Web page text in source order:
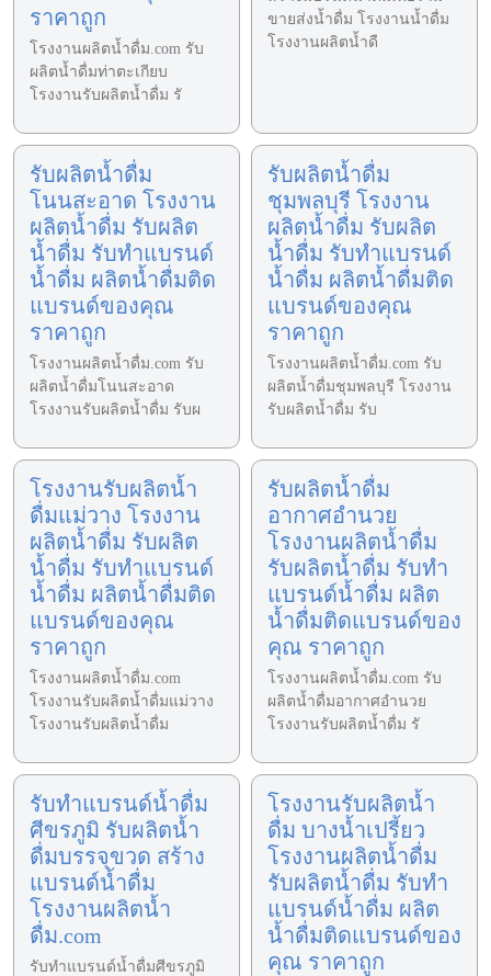
ราคาถูก
โรงงานผลิตน้ำดื่ม.com รับ
ผลิตน้ำดื่มท่าตะเกียบ
โรงงานรับผลิตน้ำดื่ม รั
ขายส่งน้ำดื่ม โรงงานน้ำดื่ม
โรงงานผลิตน้ำดื
รับผลิตน้ำดื่ม
โนนสะอาด โรงงาน
ผลิตน้ำดื่ม รับผลิต
น้ำดื่ม รับทำแบรนด์
น้ำดื่ม ผลิตน้ำดื่มติด
แบรนด์ของคุณ
ราคาถูก
โรงงานผลิตน้ำดื่ม.com รับ
ผลิตน้ำดื่มโนนสะอาด
โรงงานรับผลิตน้ำดื่ม รับผ
รับผลิตน้ำดื่ม
ชุมพลบุรี โรงงาน
ผลิตน้ำดื่ม รับผลิต
น้ำดื่ม รับทำแบรนด์
น้ำดื่ม ผลิตน้ำดื่มติด
แบรนด์ของคุณ
ราคาถูก
โรงงานผลิตน้ำดื่ม.com รับ
ผลิตน้ำดื่มชุมพลบุรี โรงงาน
รับผลิตน้ำดื่ม รับ
โรงงานรับผลิตน้ำ
ดื่มแม่วาง โรงงาน
ผลิตน้ำดื่ม รับผลิต
น้ำดื่ม รับทำแบรนด์
น้ำดื่ม ผลิตน้ำดื่มติด
แบรนด์ของคุณ
ราคาถูก
โรงงานผลิตน้ำดื่ม.com
โรงงานรับผลิตน้ำดื่มแม่วาง
โรงงานรับผลิตน้ำดื่ม
รับผลิตน้ำดื่ม
อากาศอำนวย
โรงงานผลิตน้ำดื่ม
รับผลิตน้ำดื่ม รับทำ
แบรนด์น้ำดื่ม ผลิต
น้ำดื่มติดแบรนด์ของ
คุณ ราคาถูก
โรงงานผลิตน้ำดื่ม.com รับ
ผลิตน้ำดื่มอากาศอำนวย
โรงงานรับผลิตน้ำดื่ม รั
รับทำแบรนด์น้ำดื่ม
ศีขรภูมิ รับผลิตน้ำ
ดื่มบรรจุขวด สร้าง
แบรนด์น้ำดื่ม
โรงงานผลิตน้ำ
ดื่ม.com
รับทำแบรนด์น้ำดื่มศีขรภูมิ
โรงงานรับผลิตน้ำ
ดื่ม บางน้ำเปรี้ยว
โรงงานผลิตน้ำดื่ม
รับผลิตน้ำดื่ม รับทำ
แบรนด์น้ำดื่ม ผลิต
น้ำดื่มติดแบรนด์ของ
คุณ ราคาถูก